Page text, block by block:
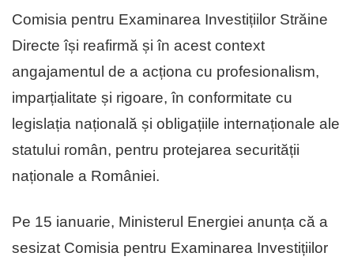
Comisia pentru Examinarea Investițiilor Străine
Directe își reafirmă și în acest context
angajamentul de a acționa cu profesionalism,
imparțialitate și rigoare, în conformitate cu
legislația națională și obligațiile internaționale ale
statului român, pentru protejarea securității
naționale a României.
Pe 15 ianuarie, Ministerul Energiei anunța că a
sesizat Comisia pentru Examinarea Investițiilor